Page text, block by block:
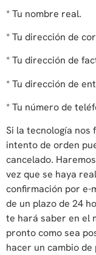
* Tu nombre real.
* Tu dirección de
* Tu dirección de
* Tu dirección de
* Tu número de
Si la tecnología nos
intento de orden
cancelado.
vez que se haya
confirmación por e-
de un plazo de 24
te hará saber en el
pronto como sea
hacer un cambio